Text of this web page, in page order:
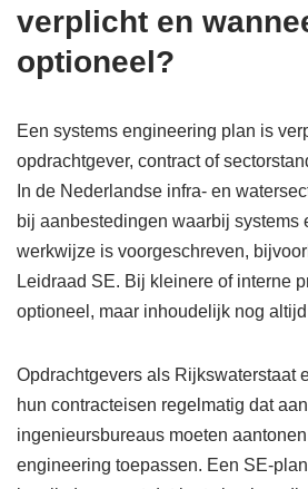
verplicht en
optioneel?
Een systems engineering plan is
opdrachtgever, contract of
In de Nederlandse infra- en
bij aanbestedingen waarbij systems
werkwijze is voorgeschreven,
Leidraad SE. Bij kleinere of interne
optioneel, maar inhoudelijk nog
Opdrachtgevers als Rijkswaterstaat
hun contracteisen regelmatig dat
ingenieursbureaus moeten
engineering toepassen. Een SE-